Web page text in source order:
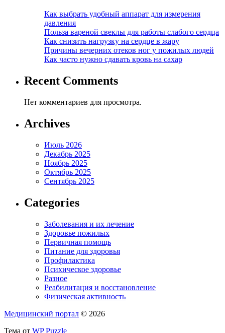
Как выбрать удобный аппарат для измерения
давления
Польза вареной свеклы для работы слабого сердца
Как снизить нагрузку на сердце в жару
Причины вечерних отеков ног у пожилых людей
Как часто нужно сдавать кровь на сахар
Recent Comments
Нет комментариев для просмотра.
Archives
Июль 2026
Декабрь 2025
Ноябрь 2025
Октябрь 2025
Сентябрь 2025
Categories
Заболевания и их лечение
Здоровье пожилых
Первичная помощь
Питание для здоровья
Профилактика
Психическое здоровье
Разное
Реабилитация и восстановление
Физическая активность
Медицинский портал © 2026
Тема от WP Puzzle